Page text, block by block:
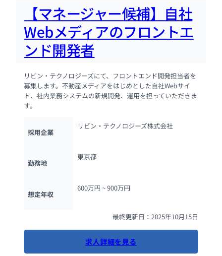
【マネージャー候補】自社
Webメディアのフロントエ
ンド開発者
リビン・テクノロジーズにて、フロントエンド開発担当者を
募集します。不動産メディアをはじめとした自社Webサイ
ト、社内業務システムの新規開発、運用を担っていただきま
す。
採用企業
リビン・テクノロジーズ株式会社
勤務地
東京都
想定年収
600万円 ~ 900万円
最終更新日：2025年10月15日
求人詳細を見る